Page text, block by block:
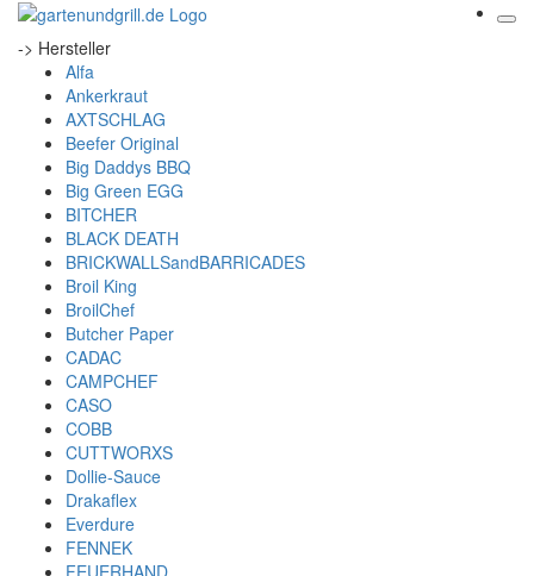
-> Hersteller
Alfa
Ankerkraut
AXTSCHLAG
Beefer Original
Big Daddys BBQ
Big Green EGG
BITCHER
BLACK DEATH
BRICKWALLSandBARRICADES
Broil King
BroilChef
Butcher Paper
CADAC
CAMPCHEF
CASO
COBB
CUTTWORXS
Dollie-Sauce
Drakaflex
Everdure
FENNEK
FEUERHAND